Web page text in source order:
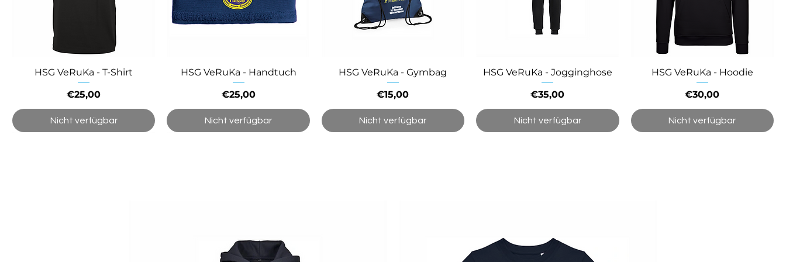
HSG VeRuKa - T-Shirt
Preis
€25,00
Nicht verfügbar
HSG VeRuKa - Handtuch
Preis
€25,00
Nicht verfügbar
HSG VeRuKa - Gymbag
Preis
€15,00
Nicht verfügbar
HSG VeRuKa - Jogginghose
Preis
€35,00
Nicht verfügbar
HSG VeRuKa - Hoodie
Preis
€30,00
Nicht verfügbar